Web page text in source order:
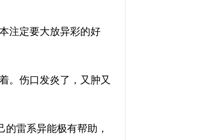
注定要大放异彩的好
。伤口发炎了，又肿又
雷系异能极有帮助，